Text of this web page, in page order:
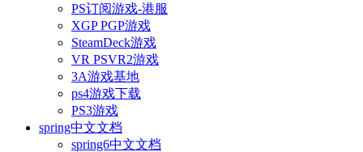
PS订阅游戏-港服
XGP PGP游戏
SteamDeck游戏
VR PSVR2游戏
3A游戏基地
ps4游戏下载
PS3游戏
spring中文文档
spring6中文文档